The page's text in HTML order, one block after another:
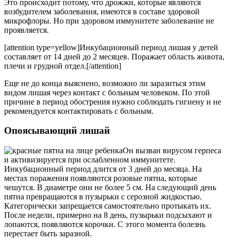
Это происходит потому, что дрожжи, которые являются
возбудителем заболевания, имеются в составе здоровой
микрофлоры. Но при здоровом иммунитете заболевание не
проявляется.
[attention type=yellow]Инкубационный период лишая у детей
составляет от 14 дней до 2 месяцев. Поражает область живота,
плечи и грудной отдел.[/attention]
Еще не до конца выяснено, возможно ли заразиться этим
видом лишая через контакт с больным человеком. По этой
причине в период обострения нужно соблюдать гигиену и не
рекомендуется контактировать с больным.
Опоясывающий лишай
Он вызван вирусом герпеса
и активизируется при ослабленном иммунитете.
Инкубационный период длится от 3 дней до месяца. На
местах поражения появляются розовые пятна, которые
чешутся. В диаметре они не более 5 см. На следующий день
пятна превращаются в пузырьки с серозной жидкостью.
Категорически запрещается самостоятельно протыкать их.
После недели, примерно на 8 день, пузырьки подсыхают и
лопаются, появляются корочки. С этого момента болезнь
перестает быть заразной.